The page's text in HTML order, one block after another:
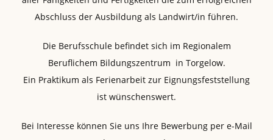
Abschluss der Ausbildung als Landwirt/in führen.
Die Berufsschule befindet sich im Regionalem
Beruflichem Bildungszentrum in Torgelow.
Ein Praktikum als Ferienarbeit zur Eignungsfeststellung
ist wünschenswert.
Bei Interesse können Sie uns Ihre Bewerbung per e-Mail